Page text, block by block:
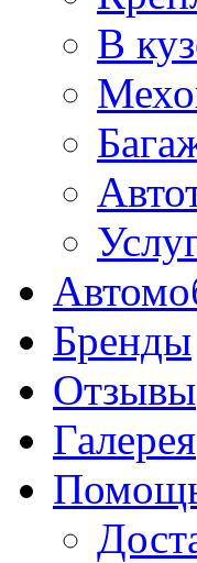
В
Бренды
Отзывы
Галерея